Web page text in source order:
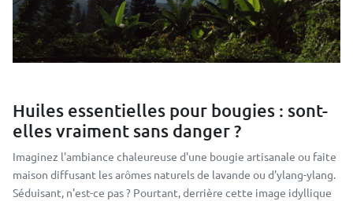
Huiles essentielles pour bougies : sont-
elles vraiment sans danger ?
Imaginez l'ambiance chaleureuse d'une bougie artisanale ou faite
maison diffusant les arômes naturels de lavande ou d'ylang-ylang.
Séduisant, n'est-ce pas ? Pourtant, derrière cette image idyllique